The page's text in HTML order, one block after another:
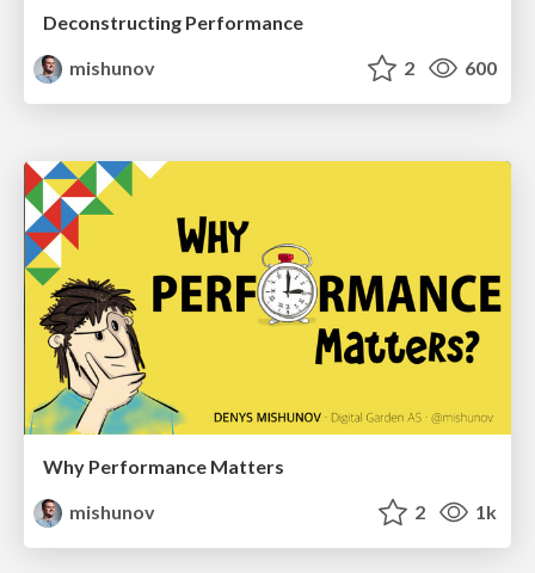
Deconstructing Performance
mishunov
2 600
Why Performance Matters
mishunov
2 1k